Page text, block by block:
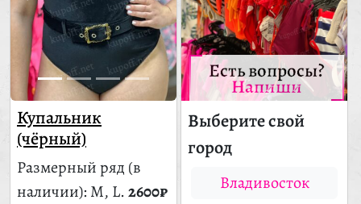
Есть вопросы?
Напиши
Выберите свой
город
Владивосток
Купальник
(чёрный)
Размерный ряд (в
наличии): M, L.2600₽